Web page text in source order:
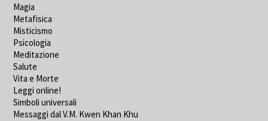
Magia
Metafisica
Misticismo
Psicologia
Meditazione
Salute
Vita e Morte
Leggi online!
Simboli universali
Messaggi dal V.M. Kwen Khan Khu